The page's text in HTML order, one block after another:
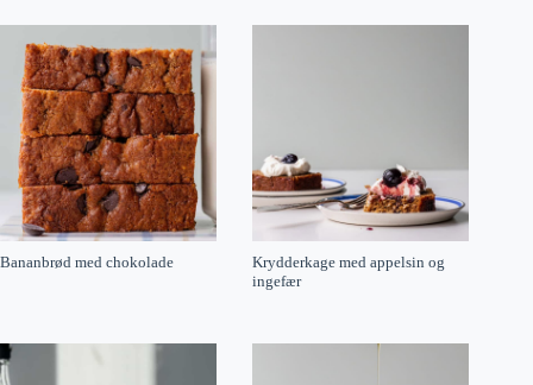
Bananbrød med chokolade
Krydderkage med appelsin og
ingefær